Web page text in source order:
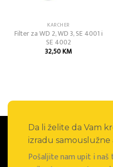
KARCHER
Filter za WD 2, WD 3, SE 4001 i
SE 4002
32,50KM
Da li želite da Vam
izradu samouslužne
Pošaljite nam upit i naš